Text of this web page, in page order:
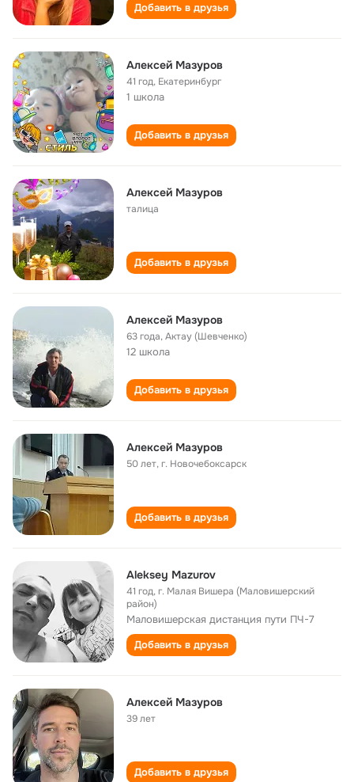
Добавить в друзья
Алексей Мазуров
41 год, Екатеринбург
1 школа
Добавить в друзья
Алексей Мазуров
талица
Добавить в друзья
Алексей Мазуров
63 года,Актау (Шевченко)
12 школа
Добавить в друзья
Алексей Мазуров
50 лет,г. Новочебоксарск
Добавить в друзья
Aleksey Mazurov
41 год,г. Малая Вишера (Маловишерский
район)
Маловишерская дистанция пути ПЧ-7
Добавить в друзья
Алексей Мазуров
39 лет
Добавить в друзья